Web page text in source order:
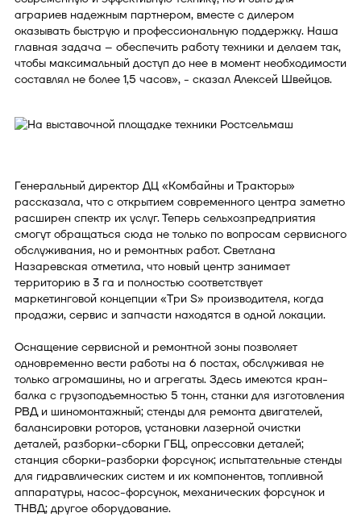
аграриев надежным партнером, вместе с дилером
оказывать быструю и профессиональную поддержку. Наша
главная задача – обеспечить работу техники и делаем так,
чтобы максимальный доступ до нее в момент необходимости
составлял не более 1,5 часов», - сказал Алексей Швейцов.
Генеральный директор ДЦ «Комбайны и Тракторы»
рассказала, что с открытием современного центра заметно
расширен спектр их услуг. Теперь сельхозпредприятия
смогут обращаться сюда не только по вопросам сервисного
обслуживания, но и ремонтных работ. Светлана
Назаревская отметила, что новый центр занимает
территорию в 3 га и полностью соответствует
маркетинговой концепции «Три S» производителя, когда
продажи, сервис и запчасти находятся в одной локации.
Оснащение сервисной и ремонтной зоны позволяет
одновременно вести работы на 6 постах, обслуживая не
только агромашины, но и агрегаты. Здесь имеются кран-
балка с грузоподъемностью 5 тонн, станки для изготовления
РВД и шиномонтажный; стенды для ремонта двигателей,
балансировки роторов, установки лазерной очистки
деталей, разборки-сборки ГБЦ, опрессовки деталей;
станция сборки-разборки форсунок; испытательные стенды
для гидравлических систем и их компонентов, топливной
аппаратуры, насос-форсунок, механических форсунок и
ТНВД; другое оборудование.